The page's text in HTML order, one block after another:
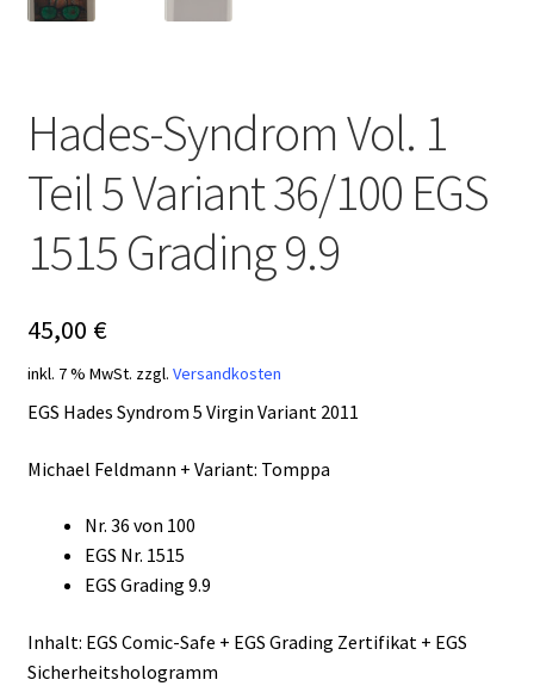
Hades-Syndrom Vol. 1
Teil 5 Variant 36/100 EGS
1515 Grading 9.9
45,00 €
inkl. 7 % MwSt. zzgl. Versandkosten
EGS Hades Syndrom 5 Virgin Variant 2011
Michael Feldmann + Variant: Tomppa
Nr. 36 von 100
EGS Nr. 1515
EGS Grading 9.9
Inhalt: EGS Comic-Safe + EGS Grading Zertifikat + EGS
Sicherheitshologramm